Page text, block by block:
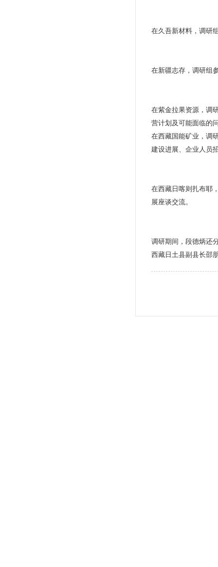
在久吾新材料，调研
在新疆志存，调研组
在紫金拉果资源，调
营计划及可能面临的
在西藏国能矿业，调
建设进展、企业人员
在西藏日喀则扎布耶
展座谈交流。
调研期间，段德炳还
西藏日土县副县长邵